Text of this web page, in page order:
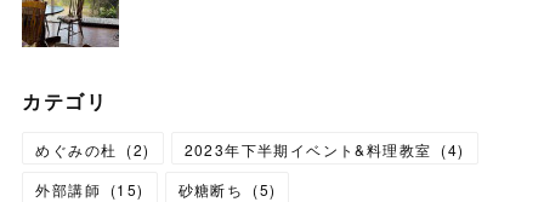
カテゴリ
めぐみの杜 (2) 2023年下半期イベント&料理教室 (4)
外部講師 (15) 砂糖断ち (5)